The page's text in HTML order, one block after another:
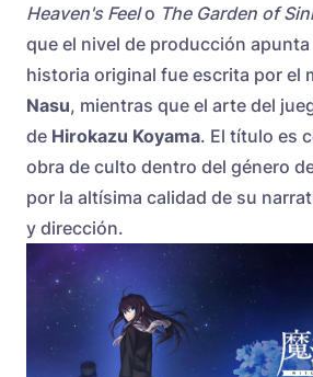
Heaven's Feelo The Garden of
que el nivel de producción
historia original fue escrita por el
Nasu, mientras que el arte del
de Hirokazu Koyama. El título es
obra de culto dentro del género
por la altísima calidad de su
y dirección.